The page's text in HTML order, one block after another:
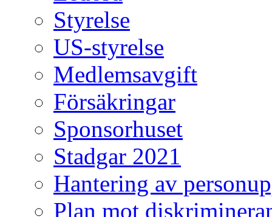
Styrelse
US-styrelse
Medlemsavgift
Försäkringar
Sponsorhuset
Stadgar 2021
Hantering av
Plan mot